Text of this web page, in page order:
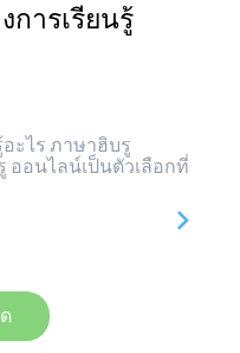
ารเรียนรู้
ะไร ภาษาฮิบรู
ออนไลน์เป็นตัวเลือกที่